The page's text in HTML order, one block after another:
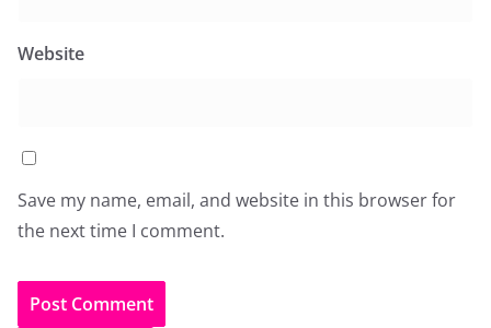
Website
Save my name, email, and website in this browser for
the next time I comment.